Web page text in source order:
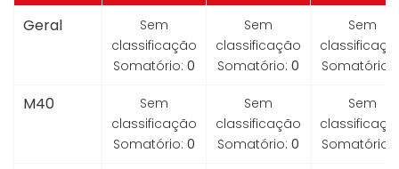
Geral
Sem
classificação
Somatório: 0
Sem
classificação
Somatório: 0
Sem
Somatório:
M40
Sem
classificação
Somatório: 0
Sem
classificação
Somatório: 0
Sem
Somatório: